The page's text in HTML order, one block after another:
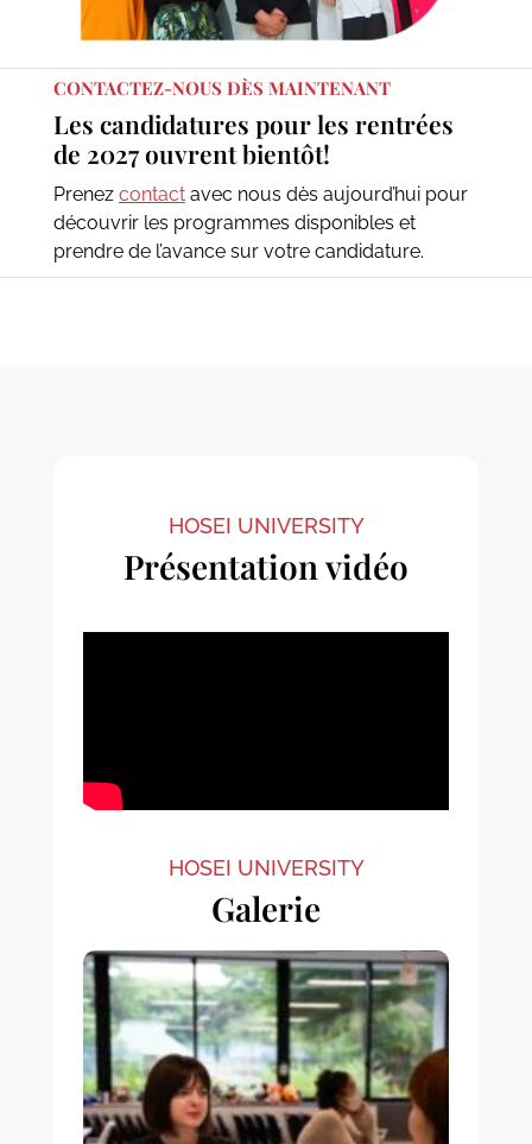
CONTACTEZ-NOUS DÈS MAINTENANT
Les candidatures pour les rentrées
de 2027 ouvrent bientôt!
Prenez contactavec nous dès aujourd’hui pour
découvrir les programmes disponibles et
prendre de l’avance sur votre candidature.
HOSEI UNIVERSITY
Présentation vidéo
HOSEI UNIVERSITY
Galerie